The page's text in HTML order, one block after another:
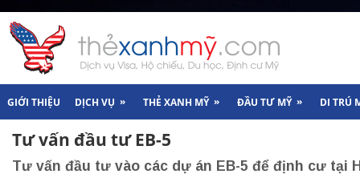
GIỚI THIỆU DỊCH VỤ » THẺ XANH MỸ » ĐẦU TƯ MỸ » DI TRÚ
Tư vấn đầu tư EB-5
Tư vấn đầu tư vào các dự án EB-5 để định cư tại